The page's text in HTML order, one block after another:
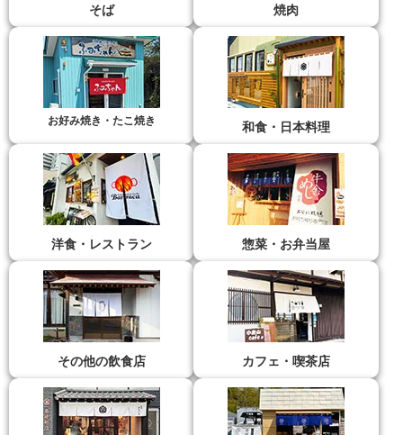
そば 焼肉
お好み焼き・たこ焼き 和食・日本料理
洋食・レストラン 惣菜・お弁当屋
その他の飲食店 カフェ・喫茶店